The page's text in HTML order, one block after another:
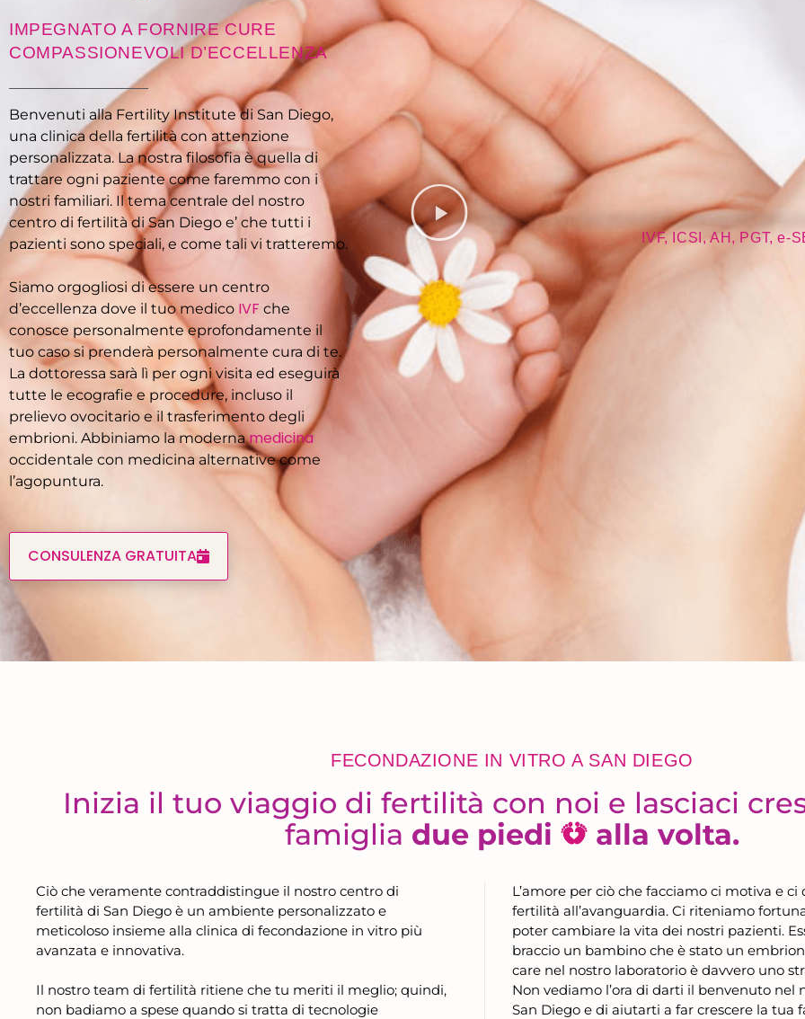
IMPEGNATO A FORNIRE CURE
COMPASSIONEVOLI D’ECCELLENZA
Benvenuti alla Fertility Institute di San Diego,
una clinica della fertilità con attenzione
personalizzata. La nostra filosofia è quella di
trattare ogni paziente come faremmo con i
nostri familiari. Il tema centrale del nostro
centro di fertilità di San Diego e’ che tutti i
pazienti sono speciali, e come tali vi tratteremo.
Siamo orgogliosi di essere un centro
d’eccellenza dove il tuo medico IVF che
conosce personalmente eprofondamente il
tuo caso si prenderà personalmente cura di te.
La dottoressa sarà lì per ogni visita ed eseguirà
tutte le ecografie e procedure, incluso il
prelievo ovocitario e il trasferimento degli
embrioni. Abbiniamo la modernamedicina
occidentale con medicina alternative come
l’agopuntura.
CONSULENZA GRATUITA
IVF, ICSI, AH, PGT, e-
FECONDAZIONE IN VITRO A SAN DIEGO
Inizia il tuo viaggio di fertilità con noi e lasciaci
famiglia due piedi alla volta.
Ciò che veramente contraddistingue il nostro centro di
fertilità di San Diego è un ambiente personalizzato e
meticoloso insieme alla clinica di fecondazione in vitro più
avanzata e innovativa.
Il nostro team di fertilità ritiene che tu meriti il meglio; quindi,
non badiamo a spese quando si tratta di tecnologie
L’amore per ciò che facciamo ci motiva e
fertilità all’avanguardia. Ci riteniamo
poter cambiare la vita dei nostri pazienti.
braccio un bambino che è stato un
care nel nostro laboratorio è davvero uno
Non vediamo l’ora di darti il benvenuto
San Diego e di aiutarti a far crescere la tua